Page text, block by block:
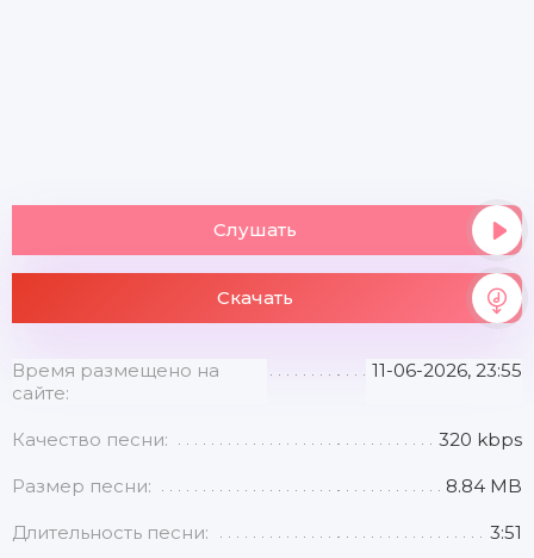
Слушать
Скачать
Время размещено на
сайте:
11-06-2026, 23:55
Качество песни: 320 kbps
Размер песни: 8.84 MB
Длительность песни: 3:51